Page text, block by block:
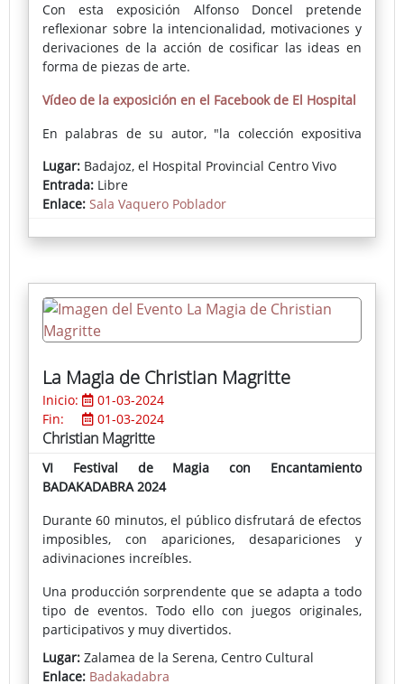
Con esta exposición Alfonso Doncel pretende
reflexionar sobre la intencionalidad, motivaciones y
derivaciones de la acción de cosificar las ideas en
forma de piezas de arte.
Vídeo de la exposición en el Facebook de El Hospital
En palabras de su autor, "la colección expositiva
del artista como realizador de obras plásticas. [...]
Pretendo explorar de forma genérica, bajo la
denominación ARTHINGKS [cosas de artista], las
comunicativas del quehacer del artista (del mío y
expresamos planteamientos, ideas y emociones, o
sea, una determinada visión del mundo, que ocurre
a través de diversos recursos; en este caso,
discursivos, plásticos y/o matéricos, creando,
Lugar: Badajoz, el Hospital Provincial Centro Vivo
Entrada: Libre
Enlace: Sala Vaquero Poblador
La Magia de Christian Magritte
Inicio:
01-03-2024
Fin:
01-03-2024
Christian Magritte
VI Festival de Magia con Encantamiento
BADAKADABRA 2024
Durante 60 minutos, el público disfrutará de efectos
imposibles, con apariciones, desapariciones y
adivinaciones increíbles.
Una producción sorprendente que se adapta a todo
tipo de eventos. Todo ello con juegos originales,
participativos y muy divertidos.
Atrévete a viajar a un mundo donde los imposibles
Lugar: Zalamea de la Serena, Centro Cultural
Enlace: Badakadabra